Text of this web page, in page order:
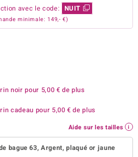
avec le code: NUIT
minimale: 149,- €)
noir pour 5,00 € de plus
cadeau pour 5,00 € de plus
Aide sur les tailles
bague 63, Argent, plaqué or jaune